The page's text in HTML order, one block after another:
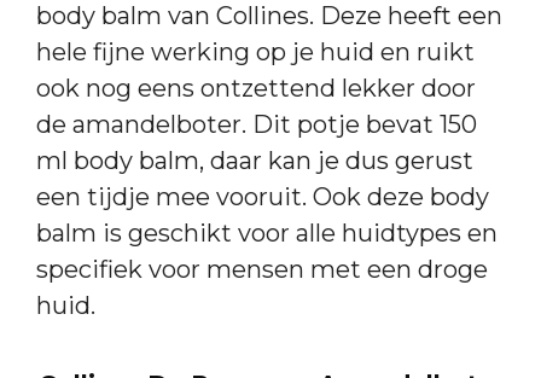
body balm van Collines. Deze heeft een
hele fijne werking op je huid en ruikt
ook nog eens ontzettend lekker door
de amandelboter. Dit potje bevat 150
ml body balm, daar kan je dus gerust
een tijdje mee vooruit. Ook deze body
balm is geschikt voor alle huidtypes en
specifiek voor mensen met een droge
huid.